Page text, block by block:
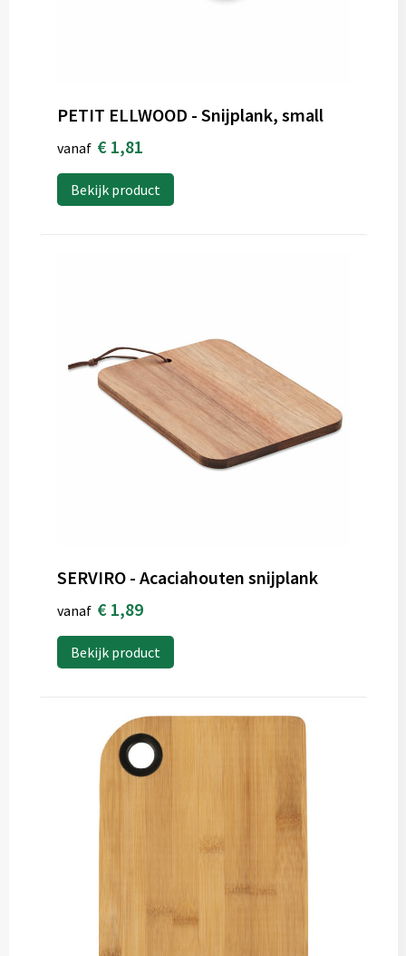
PETIT ELLWOOD - Snijplank, small
vanaf € 1,81
Bekijk product
SERVIRO - Acaciahouten snijplank
vanaf € 1,89
Bekijk product